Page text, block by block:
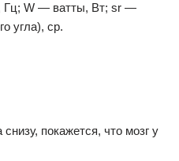
Гц; W — ватты, Вт; sr —
угла), ср.
покажется, что мозг у